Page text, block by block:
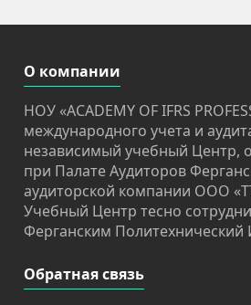
О компании
НОУ «ACADEMY OF IFRS
международного учета и
независимый учебный Центр,
при Палате Аудиторов
аудиторской компании OOO
Учебный Центр тесно
Ферганским Политехнический
Обратная связь